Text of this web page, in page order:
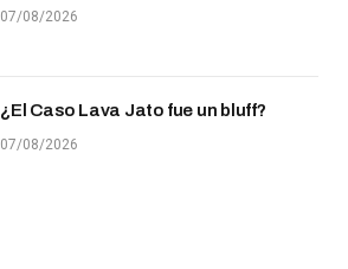
07/08/2026
¿El Caso Lava Jato fue un bluff?
07/08/2026